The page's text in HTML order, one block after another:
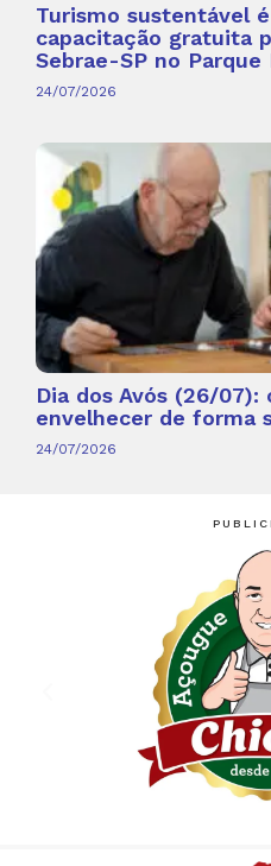
Turismo sustentável
capacitação gratuita
Sebrae-SP no
24/07/2026
Dia dos Avós (26/07):
envelhecer de forma
24/07/2026